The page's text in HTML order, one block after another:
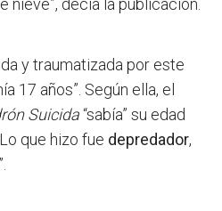
y traumatizada por este
17 años” . Según ella, el
Suicida“sabía” su edad
que hizo fue depredador,